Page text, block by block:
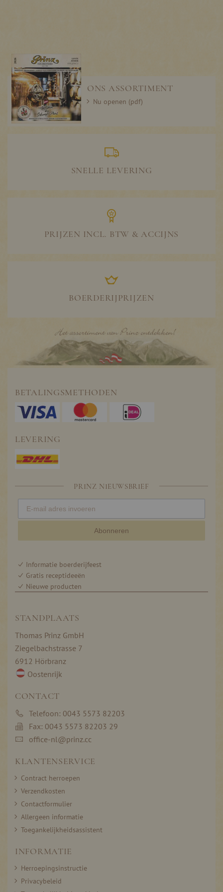
ONS ASSORTIMENT
Nu openen (pdf)
SNELLE LEVERING
PRIJZEN INCL. BTW & ACCIJNS
BOERDERIJPRIJZEN
BETALINGSMETHODEN
LEVERING
PRINZ NIEUWSBRIEF
Abonneren
Informatie boerderijfeest
Gratis receptideeën
Nieuwe producten
STANDPLAATS
Thomas Prinz GmbH
Ziegelbachstrasse 7
6912 Hörbranz
Oostenrijk
CONTACT
Telefoon: 0043 5573 82203
Fax: 0043 5573 82203 29
office-nl@prinz.cc
KLANTENSERVICE
Contract herroepen
Verzendkosten
Contactformulier
Allergeen informatie
Toegankelijkheidsassistent
INFORMATIE
Herroepingsinstructie
Privacybeleid